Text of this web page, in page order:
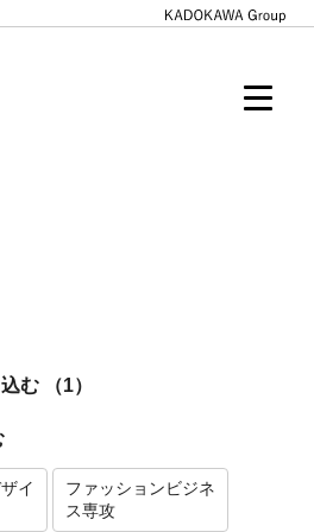
む （1）
イ
ファッションビジネ
ス専攻